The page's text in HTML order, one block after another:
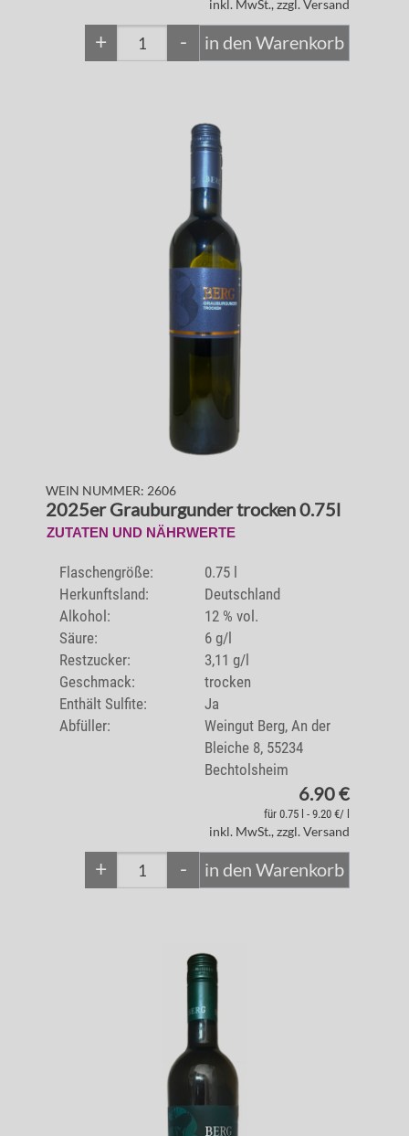
inkl. MwSt., zzgl. Versand
+ - in den Warenkorb
WEIN NUMMER: 2606
2025er Grauburgunder trocken 0.75l
ZUTATEN UND NÄHRWERTE
Flaschengröße:
0.75 l
Herkunftsland:
Deutschland
Alkohol:
12 % vol.
Säure:
6 g/l
Restzucker:
3,11 g/l
Geschmack:
trocken
Enthält Sulfite:
Ja
Abfüller:
Weingut Berg, An der
Bleiche 8, 55234
Bechtolsheim
6.90 €
für 0.75 l - 9.20 €/ l
inkl. MwSt., zzgl. Versand
+ - in den Warenkorb